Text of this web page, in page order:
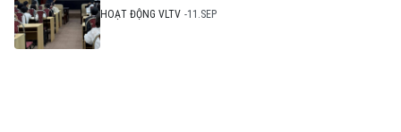
HOẠT ĐỘNG VLTV 11.SEP